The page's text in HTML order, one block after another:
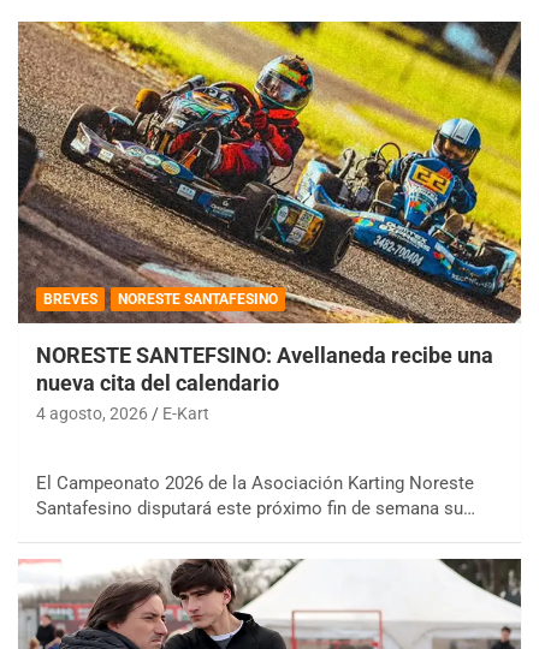
BREVES NORESTE SANTAFESINO
NORESTE SANTEFSINO: Avellaneda recibe una
nueva cita del calendario
4 agosto, 2026 E-Kart
El Campeonato 2026 de la Asociación Karting Noreste
Santafesino disputará este próximo fin de semana su…